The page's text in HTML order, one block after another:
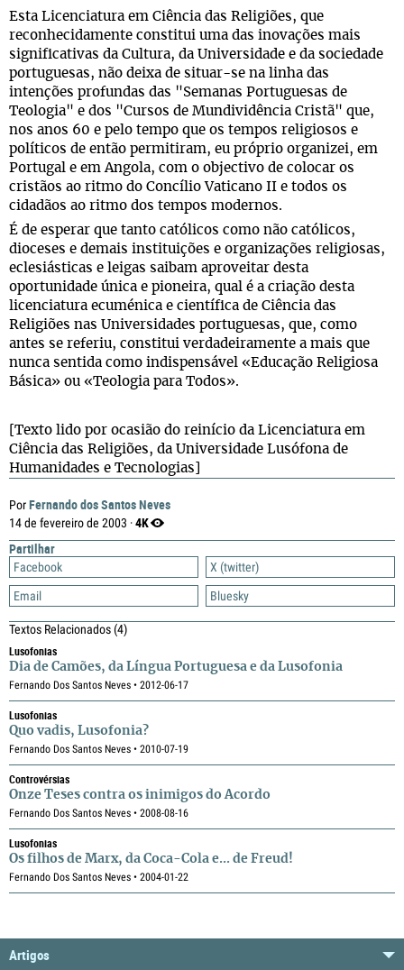
PorFernando dos Santos Neves
14 de fevereiro de 2003 ·4K
Partilhar
Facebook
X (twitter)
Email
Bluesky
Textos Relacionados(4)
Lusofonias
Dia de Camões, da Língua Portuguesa e da Lusofonia
Fernando Dos Santos Neves • 2012-06-17
Lusofonias
Quo vadis, Lusofonia?
Fernando Dos Santos Neves • 2010-07-19
Controvérsias
Onze Teses contra os inimigos do Acordo
Fernando Dos Santos Neves • 2008-08-16
Lusofonias
Os filhos de Marx, da Coca-Cola e... de Freud!
Fernando Dos Santos Neves • 2004-01-22
Esta Licenciatura em Ciência das Religiões, que
reconhecidamente constitui uma das inovações mais
significativas da Cultura, da Universidade e da sociedade
portuguesas, não deixa de situar-se na linha das
intenções profundas das "Semanas Portuguesas de
Teologia" e dos "Cursos de Mundividência Cristã" que,
nos anos 60 e pelo tempo que os tempos religiosos e
políticos de então permitiram, eu próprio organizei, em
Portugal e em Angola, com o objectivo de colocar os
cristãos ao ritmo do Concílio Vaticano II e todos os
cidadãos ao ritmo dos tempos modernos.
É de esperar que tanto católicos como não católicos,
dioceses e demais instituições e organizações religiosas,
eclesiásticas e leigas saibam aproveitar desta
oportunidade única e pioneira, qual é a criação desta
licenciatura ecuménica e científica de Ciência das
Religiões nas Universidades portuguesas, que, como
antes se referiu, constitui verdadeiramente a mais que
nunca sentida como indispensável «Educação Religiosa
Básica» ou «Teologia para Todos».
[Texto lido por ocasião do reinício da Licenciatura em
Ciência das Religiões, da Universidade Lusófona de
Humanidades e Tecnologias]
Artigos